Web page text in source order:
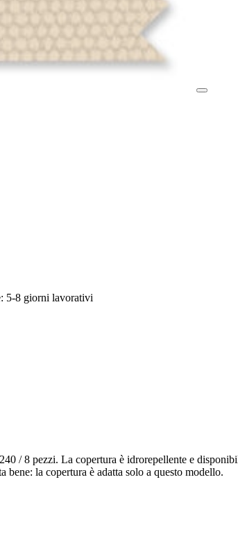
5-8 giorni lavorativi
/ 8 pezzi. La copertura è idrorepellente e
la copertura è adatta solo a questo modello.